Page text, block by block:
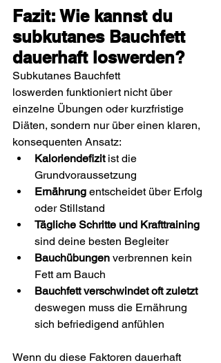
Fazit: Wie kannst du
subkutanes Bauchfett
dauerhaft loswerden?
Subkutanes Bauchfett
loswerden funktioniert nicht über
einzelne Übungen oder kurzfristige
Diäten, sondern nur über einen klaren,
konsequenten Ansatz:
Kaloriendefizit ist die
Grundvoraussetzung
Ernährung entscheidet über Erfolg
oder Stillstand
Tägliche Schritte und Krafttraining
sind deine besten Begleiter
Bauchübungen verbrennen kein
Fett am Bauch
Bauchfett verschwindet oft zuletzt
deswegen muss die Ernährung
sich befriedigend anfühlen
Wenn du diese Faktoren dauerhaft